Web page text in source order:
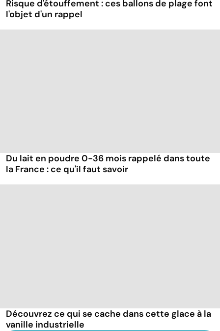
Risque d'étouffement : ces ballons de plage font
l'objet d'un rappel
Du lait en poudre 0-36 mois rappelé dans toute
la France : ce qu'il faut savoir
Découvrez ce qui se cache dans cette glace à la
vanille industrielle